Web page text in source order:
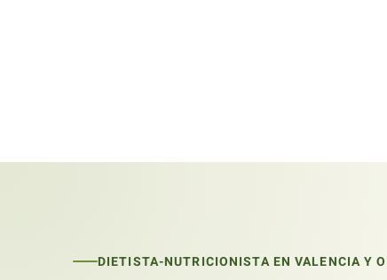
DIETISTA-NUTRICIONISTA EN VALENCIA Y